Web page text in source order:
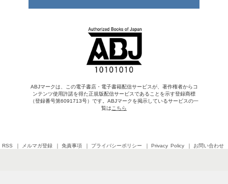
ABJマークは、この電子書店・電子書籍配信サービスが、著作権者からコ
ンテンツ使用許諾を得た正規版配信サービスであることを示す登録商標
（登録番号第6091713号）です。ABJマークを掲示しているサービスの一
覧はこちら
RSS メルマガ登録 免責事項 プライバシーポリシー Privacy Policy お問い合わせ